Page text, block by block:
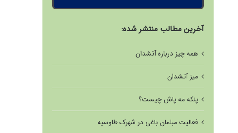
آخرین مطالب منتشر شده:
همه چیز درباره آتشدان
میز آتشدان
پنکه مه پاش چیست؟
فعالیت مبلمان باغی در شهرک طاوسیه